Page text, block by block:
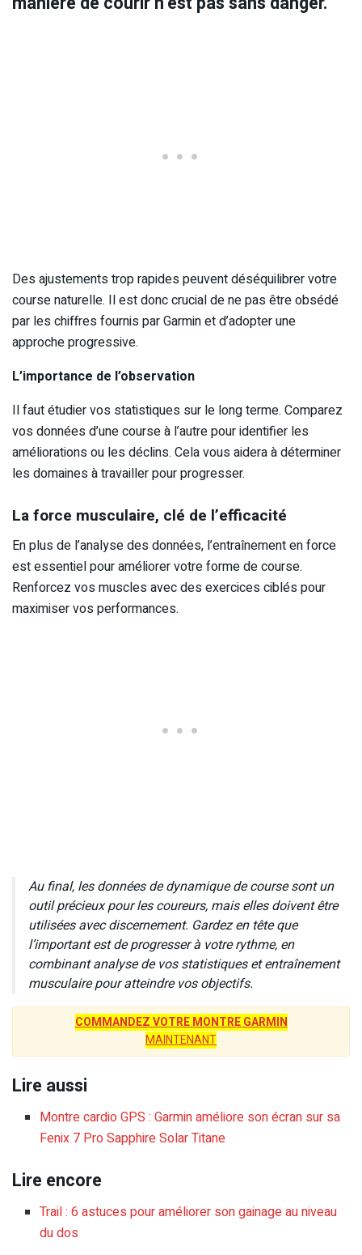
Des ajustements trop rapides peuvent déséquilibrer votre
course naturelle. Il est donc crucial de ne pas être obsédé
par les chiffres fournis par Garmin et d’adopter une
approche progressive.
L’importance de l’observation
Il faut étudier vos statistiques sur le long terme. Comparez
vos données d’une course à l’autre pour identifier les
améliorations ou les déclins. Cela vous aidera à déterminer
les domaines à travailler pour progresser.
La force musculaire, clé de l’efficacité
En plus de l’analyse des données, l’entraînement en force
est essentiel pour améliorer votre forme de course.
Renforcez vos muscles avec des exercices ciblés pour
maximiser vos performances.
Au final, les données de dynamique de course sont un
outil précieux pour les coureurs, mais elles doivent être
utilisées avec discernement. Gardez en tête que
l’important est de progresser à votre rythme, en
combinant analyse de vos statistiques et entraînement
musculaire pour atteindre vos objectifs.
COMMANDEZ VOTRE MONTRE GARMIN
MAINTENANT
Lire aussi
Montre cardio GPS : Garmin améliore son écran sur sa
Fenix 7 Pro Sapphire Solar Titane
Lire encore
Trail : 6 astuces pour améliorer son gainage au niveau
du dos